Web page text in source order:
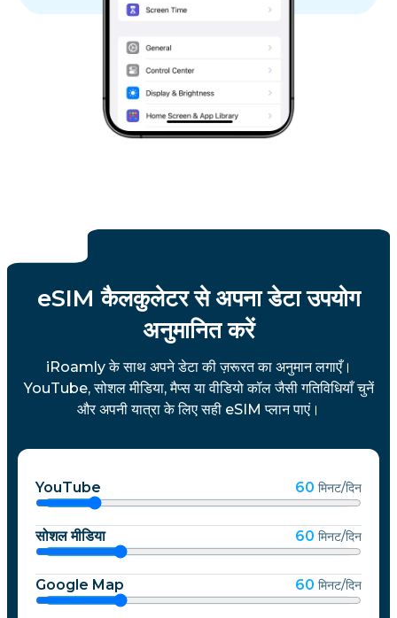
eSIM कैलकुलेटर से अपना डेटा उपयोग
अनुमानित करें
iRoamly के साथ अपने डेटा की ज़रूरत का अनुमान लगाएँ।
YouTube, सोशल मीडिया, मैप्स या वीडियो कॉल जैसी गतिविधियाँ चुनें
और अपनी यात्रा के लिए सही eSIM प्लान पाएं।
YouTube 60 मिनट/दिन
सोशल मीडिया 60 मिनट/दिन
Google Map 60 मिनट/दिन